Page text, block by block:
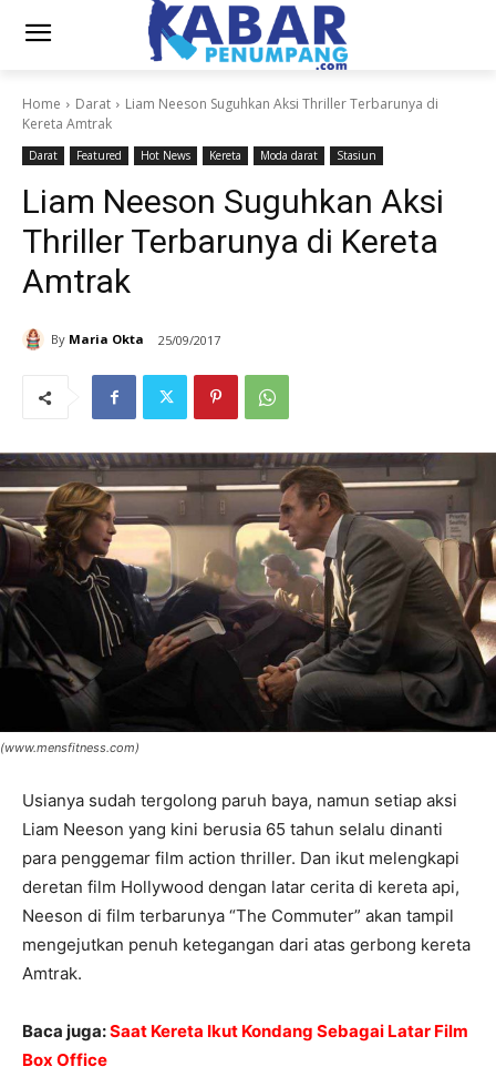
Home Darat
Liam Neeson Suguhkan Aksi Thriller Terbarunya di
Kereta Amtrak
Darat Featured Hot News Kereta Moda darat Stasiun
Liam Neeson Suguhkan Aksi
Thriller Terbarunya di Kereta
Amtrak
By Maria Okta 25/09/2017
(www.mensfitness.com)
Usianya sudah tergolong paruh baya, namun setiap aksi
Liam Neeson yang kini berusia 65 tahun selalu dinanti
para penggemar film action thriller. Dan ikut melengkapi
deretan film Hollywood dengan latar cerita di kereta api,
Neeson di film terbarunya “The Commuter” akan tampil
mengejutkan penuh ketegangan dari atas gerbong kereta
Amtrak.
Baca juga:Saat Kereta Ikut Kondang Sebagai Latar Film
Box Office